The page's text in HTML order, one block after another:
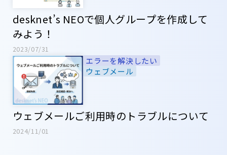
desknet’s NEOで個人グループを作成して
みよう！
2023/07/31
エラーを解決したい
ウェブメール
ウェブメールご利用時のトラブルについて
2024/11/01